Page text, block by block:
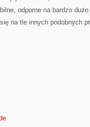
odporne na bardzo
na tle innych podobnych